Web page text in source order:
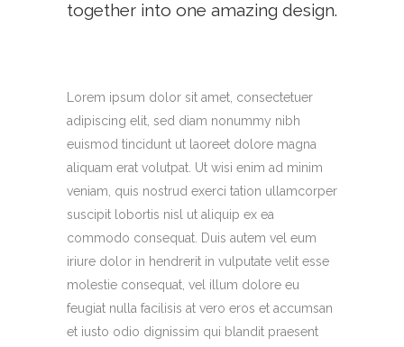
together into one amazing design.
Lorem ipsum dolor sit amet, consectetuer
adipiscing elit, sed diam nonummy nibh
euismod tincidunt ut laoreet dolore magna
aliquam erat volutpat. Ut wisi enim ad minim
veniam, quis nostrud exerci tation ullamcorper
suscipit lobortis nisl ut aliquip ex ea
commodo consequat. Duis autem vel eum
iriure dolor in hendrerit in vulputate velit esse
molestie consequat, vel illum dolore eu
feugiat nulla facilisis at vero eros et accumsan
et iusto odio dignissim qui blandit praesent